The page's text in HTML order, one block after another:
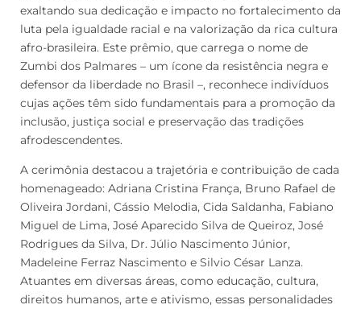
exaltando sua dedicação e impacto no fortalecimento da
luta pela igualdade racial e na valorização da rica cultura
afro-brasileira. Este prêmio, que carrega o nome de
Zumbi dos Palmares – um ícone da resistência negra e
defensor da liberdade no Brasil –, reconhece indivíduos
cujas ações têm sido fundamentais para a promoção da
inclusão, justiça social e preservação das tradições
afrodescendentes.
A cerimônia destacou a trajetória e contribuição de cada
homenageado: Adriana Cristina França, Bruno Rafael de
Oliveira Jordani, Cássio Melodia, Cida Saldanha, Fabiano
Miguel de Lima, José Aparecido Silva de Queiroz, José
Rodrigues da Silva, Dr. Júlio Nascimento Júnior,
Madeleine Ferraz Nascimento e Silvio César Lanza.
Atuantes em diversas áreas, como educação, cultura,
direitos humanos, arte e ativismo, essas personalidades